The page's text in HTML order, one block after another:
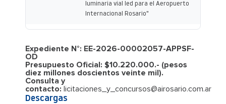
luminaria vial led para el Aeropuerto
Internacional Rosario"
Expediente N°: EE-2026-00002057-APPSF-
OD
Presupuesto Oficial: $10.220.000.- (pesos
diez millones doscientos veinte mil).
Consulta y
contacto: licitaciones_y_concursos@airosario.com.ar
Descargas